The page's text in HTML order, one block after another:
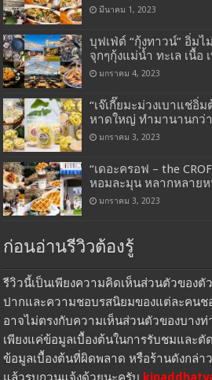
มีนาคม 1, 2023
บุฟเฟ่ต์ “กุ้งทาวน์” อิ่ม
จุกๆกุ้งแม่น้ำ ทะเล เนื้อ
มกราคม 4, 2023
“เจ๊เกี๊ยมะม่วงเบาแช่อิ่
หาดใหญ่ ทำมานานกว่า
มกราคม 3, 2023
“เดอะครอฟ – the
หอมละมุน หลากหลาย
มกราคม 3, 2023
ก่อนอ่านรีวิวต้องรู้
รีวิวนี้เป็นเพียงความคิดเห็นส่วนตัวของตั
ปากและความชอบรสนิยมของแต่ละคน
อาจไม่ตรงกับความเห็นส่วนตัวของบาง
เพียงแค่ข้อมูลเบื้องต้นในการรับชมและตั
ข้อมูลเบื้องต้นที่ผิดพลาด หรือร้านดังกล่า